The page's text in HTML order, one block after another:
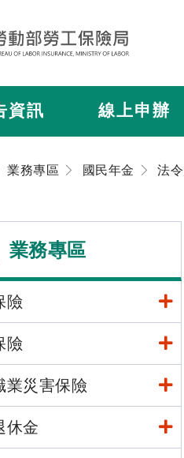
資訊 線上申辦
業務專區 國民年金 法
業務專區
險
險
業災害保險
休金